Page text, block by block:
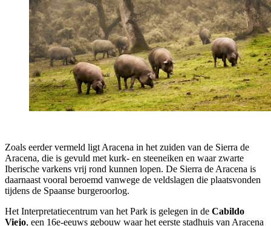
Zoals eerder vermeld ligt Aracena in het zuiden van de Sierra de
Aracena, die is gevuld met kurk- en steeneiken en waar zwarte
Iberische varkens vrij rond kunnen lopen. De Sierra de Aracena is
daarnaast vooral beroemd vanwege de veldslagen die plaatsvonden
tijdens de Spaanse burgeroorlog.
Het Interpretatiecentrum van het Park is gelegen in de Cabildo
Viejo, een 16e-eeuws gebouw waar het eerste stadhuis van Aracena